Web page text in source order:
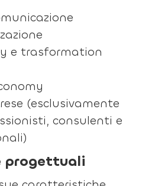
e trasformation
(esclusivamente
consulenti e
progettuali